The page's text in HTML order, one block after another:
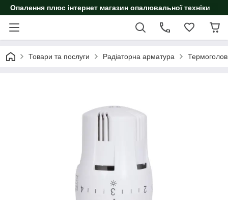
Опалення плюс інтернет магазин опалювальної техніки
Товари та послуги Радіаторна арматура